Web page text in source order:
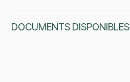
DOCUMENTS DISPONIBLES